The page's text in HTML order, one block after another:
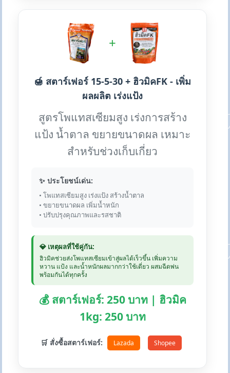
+
🍯 สตาร์เฟอร์ 15-5-30 + ฮิวมิคFK - เพิ่ม
ผลผลิต เร่งแป้ง
สูตรโพแทสเซียมสูง เร่งการสร้าง
แป้ง น้ำตาล ขยายขนาดผล เหมาะ
สำหรับช่วงเก็บเกี่ยว
✨ ประโยชน์เด่น:
• โพแทสเซียมสูง เร่งแป้ง สร้างน้ำตาล
• ขยายขนาดผล เพิ่มน้ำหนัก
• ปรับปรุงคุณภาพและรสชาติ
💎 เหตุผลที่ใช้คู่กัน:
ฮิวมิคช่วยส่งโพแทสเซียมเข้าสู่ผลได้เร็วขึ้น เพิ่มความ
หวาน แป้ง และน้ำหนักผลมากกว่าใช้เดี่ยว ผสมฉีดพ่น
พร้อมกันได้ทุกครั้ง
💰 สตาร์เฟอร์: 250 บาท | ฮิวมิค
1kg: 250 บาท
🛒 สั่งซื้อสตาร์เฟอร์: Lazada Shopee